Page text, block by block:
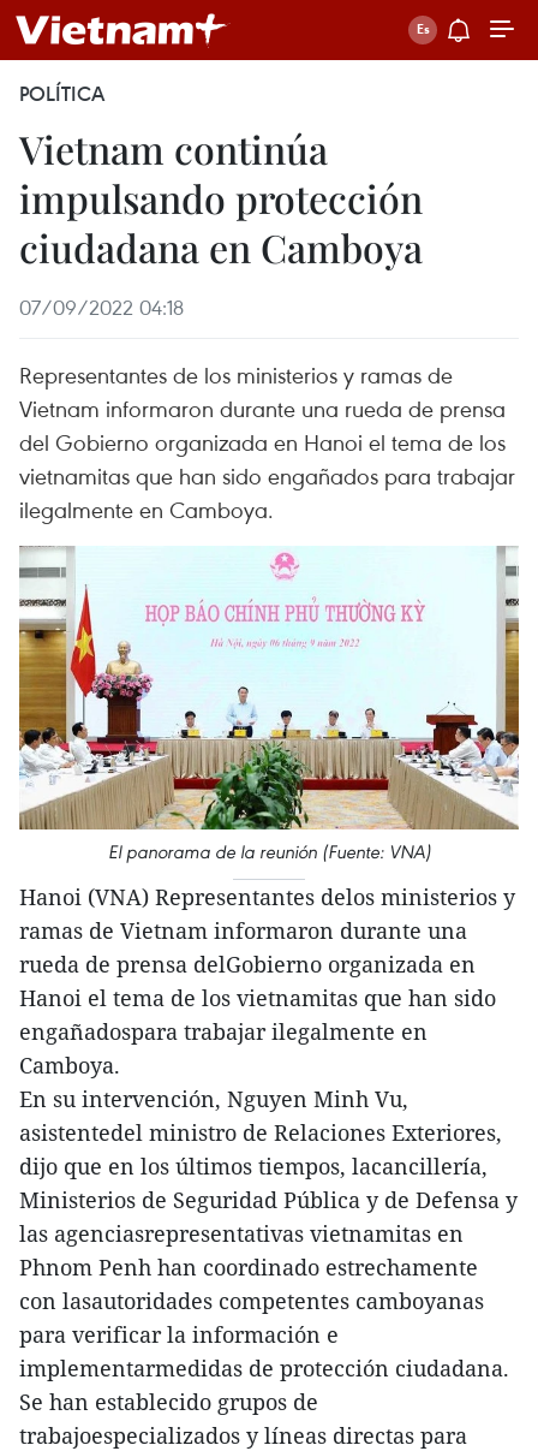
POLÍTICA
Vietnam continúa
impulsando protección
ciudadana en Camboya
07/09/2022 04:18
Representantes de los ministerios y ramas de
Vietnam informaron durante una rueda de prensa
del Gobierno organizada en Hanoi el tema de los
vietnamitas que han sido engañados para trabajar
ilegalmente en Camboya.
El panorama de la reunión (Fuente: VNA)
Hanoi (VNA) Representantes delos ministerios y
ramas de Vietnam informaron durante una
rueda de prensa delGobierno organizada en
Hanoi el tema de los vietnamitas que han sido
engañadospara trabajar ilegalmente en
Camboya.
En su intervención, Nguyen Minh Vu,
asistentedel ministro de Relaciones Exteriores,
dijo que en los últimos tiempos, lacancillería,
Ministerios de Seguridad Pública y de Defensa y
las agenciasrepresentativas vietnamitas en
Phnom Penh han coordinado estrechamente
con lasautoridades competentes camboyanas
para verificar la información e
implementarmedidas de protección ciudadana.
Se han establecido grupos de
trabajoespecializados y líneas directas para